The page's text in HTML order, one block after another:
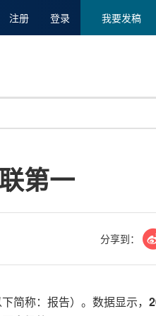
注册 登录 我要发稿
美国临床肿瘤学
第一
分享到：
简称：报告）。数据显示，